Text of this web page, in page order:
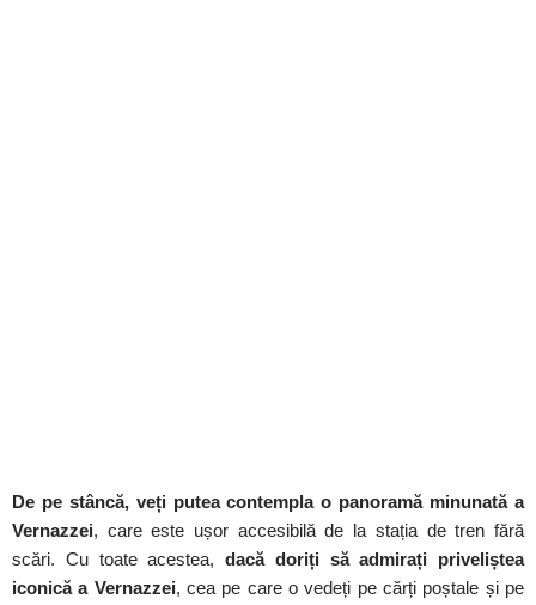
De pe stâncă, veți putea contempla o panoramă minunată a
Vernazzei, care este ușor accesibilă de la stația de tren fără
scări. Cu toate acestea, dacă doriți să admirați priveliștea
iconică a Vernazzei, cea pe care o vedeți pe cărți poștale și pe